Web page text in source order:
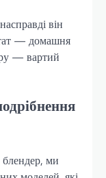
він
— домашня
— вартий
ми